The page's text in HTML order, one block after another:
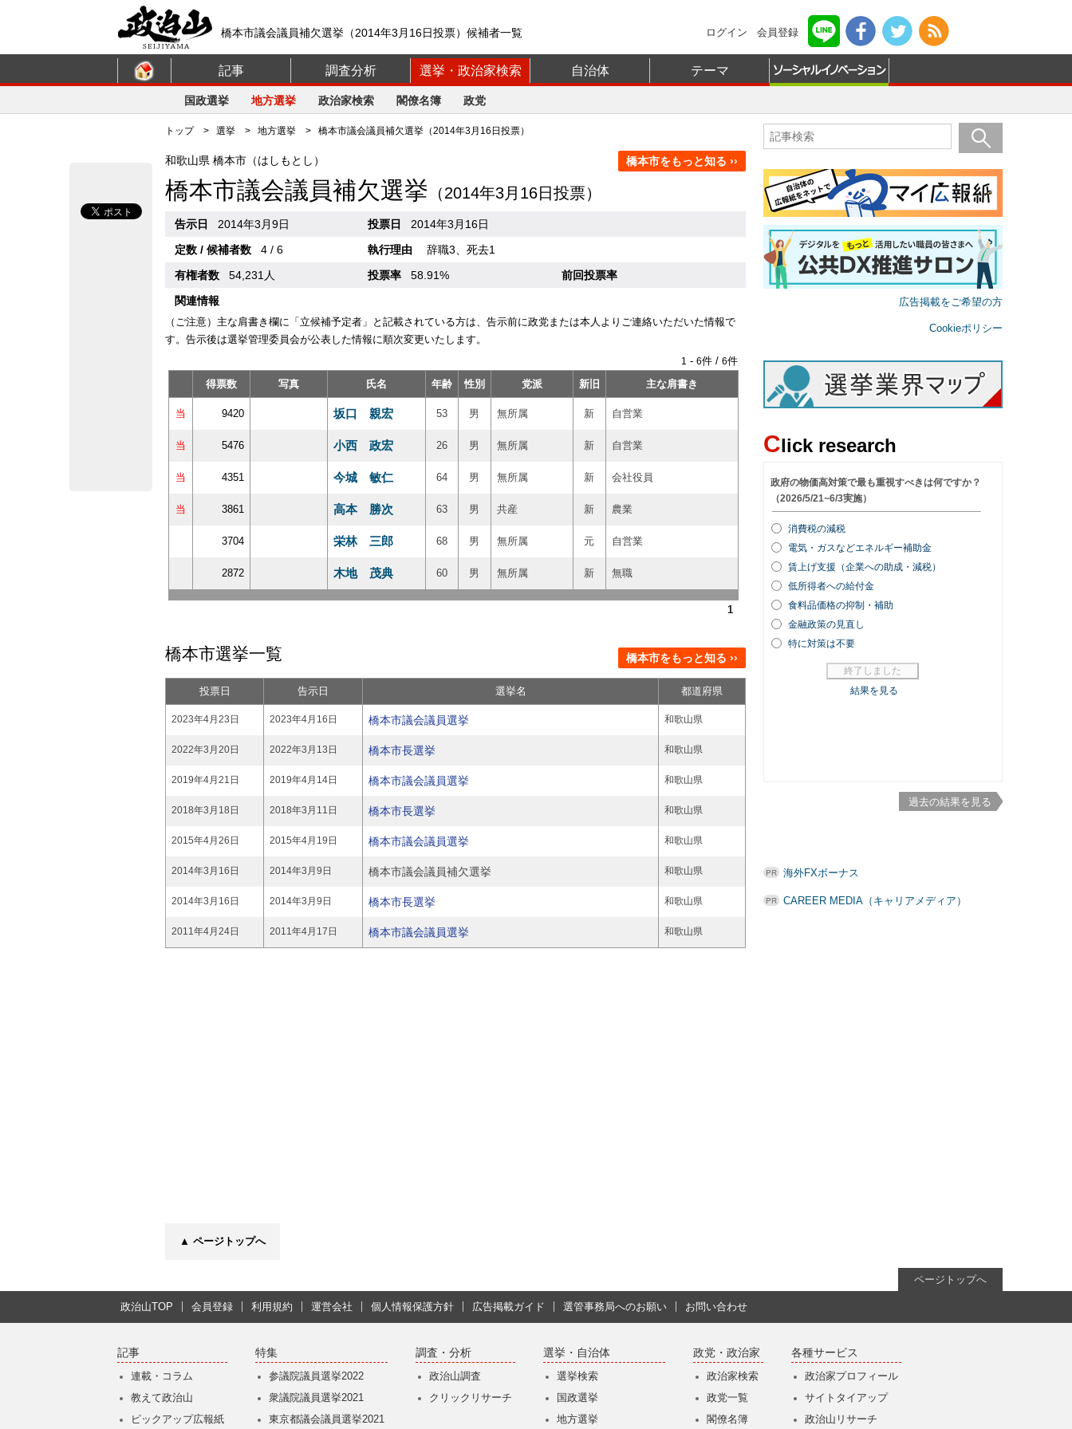
橋本市議会議員補欠選挙（2014年3月16日投票）候補者一覧 ログイン 会員登録
記事 調査分析 選挙・政治家検索 自治体 テーマ
国政選挙 地方選挙 政治家検索 閣僚名簿 政党
トップ> 選挙 > 地方選挙 > 橋本市議会議員補欠選挙（2014年3月16日投票）
橋本市をもっと知る ››
和歌山県 橋本市（はしもとし）
橋本市議会議員補欠選挙 （2014年3月16日投票）
告示日 2014年3月9日 投票日
2014年3月16日
定数 / 候補者数
4 / 6 執行理由
辞職3、死去1
有権者数
54,231人 投票率 58.91%
前回投票率
関連情報
（ご注意）主な肩書き欄に「立候補予定者」と記載されている方は、告示前に政党または本人よりご連絡いただいた情報で
す。告示後は選挙管理委員会が公表した情報に順次変更いたします。
1 - 6件 / 6件
得票数
写真 氏名 年齢 性別 党派 新旧 主な肩書き
当 9420 坂口 親宏 53 男 無所属 新 自営業
当 5476 小西 政宏 26 男 無所属 新 自営業
当 4351 今城 敏仁 64 男 無所属 新 会社役員
当 3861 高本 勝次 63 男 共産 新 農業
3704 栄林 三郎 68 男 無所属 元 自営業
2872 木地 茂典 60 男 無所属 新 無職
1
橋本市選挙一覧 橋本市をもっと知る ››
投票日 告示日 選挙名 都道府県
2023年4月23日 2023年4月16日 橋本市議会議員選挙 和歌山県
2022年3月20日 2022年3月13日 橋本市長選挙 和歌山県
2019年4月21日 2019年4月14日 橋本市議会議員選挙 和歌山県
2018年3月18日 2018年3月11日 橋本市長選挙 和歌山県
2015年4月26日 2015年4月19日 橋本市議会議員選挙 和歌山県
2014年3月16日 2014年3月9日 橋本市議会議員補欠選挙 和歌山県
2014年3月16日 2014年3月9日 橋本市長選挙 和歌山県
2011年4月24日 2011年4月17日 橋本市議会議員選挙 和歌山県
▲ ページトップへ
広告掲載をご希望の方
Cookieポリシー
Click research
過去の結果を見る
海外FXボーナス
CAREER MEDIA（キャリアメディア）
ページトップへ
政治山TOP 会員登録 利用規約 運営会社 個人情報保護方針 広告掲載ガイド 選管事務局へのお願い お問い合わせ
記事
連載・コラム
教えて政治山
ピックアップ広報紙
特集
参議院議員選挙2022
衆議院議員選挙2021
東京都議会議員選挙2021
調査・分析
政治山調査
クリックリサーチ
選挙・自治体
選挙検索
国政選挙
地方選挙
政党・政治家
政治家検索
政党一覧
閣僚名簿
各種サービス
政治家プロフィール
サイトタイアップ
政治山リサーチ